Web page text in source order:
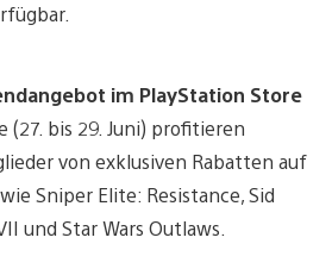
im PlayStation Store
(27. bis 29. Juni) profitieren
von exklusiven Rabatten auf
Sniper Elite: Resistance, Sid
und Star Wars Outlaws.